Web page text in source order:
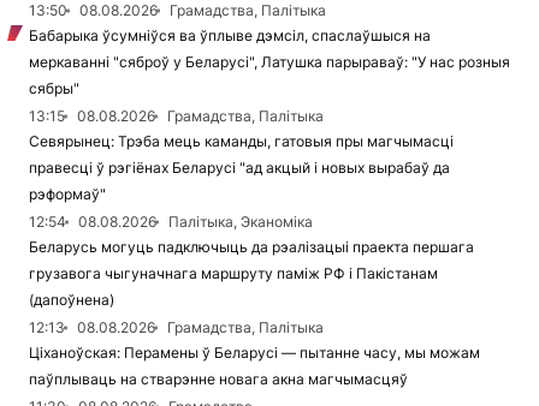
13:50 08.08.2026
Грамадства, Палітыка
Бабарыка ўсумніўся ва ўплыве дэмсіл, спаслаўшыся на
меркаванні "сяброў у Беларусі", Латушка парыраваў: "У нас розныя
сябры"
13:15
08.08.2026
Грамадства, Палітыка
Севярынец: Трэба мець каманды, гатовыя пры магчымасці
правесці ў рэгіёнах Беларусі "ад акцый і новых вырабаў да
рэформаў"
12:54
08.08.2026
Палітыка, Эканоміка
Беларусь могуць падключыць да рэалізацыі праекта першага
грузавога чыгуначнага маршруту паміж РФ і Пакістанам
(дапоўнена)
12:13
08.08.2026
Грамадства, Палітыка
Ціханоўская: Перамены ў Беларусі — пытанне часу, мы можам
паўплываць на стварэнне новага акна магчымасцяў